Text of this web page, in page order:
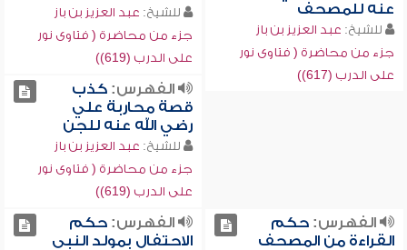
عنه للمصحف
للشيخ: عبد العزيز بن باز
جزء من محاضرة ( فتاوى نور
على الدرب (617))
للشيخ: عبد العزيز بن باز
جزء من محاضرة ( فتاوى نور
على الدرب (619))
الفهرس:كذب
قصة محاربة علي
رضي الله عنه للجن
للشيخ: عبد العزيز بن باز
جزء من محاضرة ( فتاوى نور
على الدرب (619))
الفهرس:حكم
القراءة من المصحف
الفهرس:حكم
الاحتفال بمولد النبي